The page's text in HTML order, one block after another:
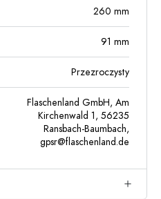
260 mm
91 mm
Przezroczysty
Flaschenland GmbH, Am
Kirchenwald 1, 56235
Ransbach-Baumbach,
gpsr@flaschenland.de